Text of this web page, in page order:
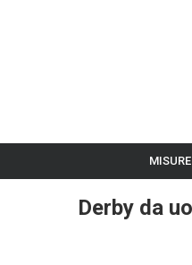
Derby da